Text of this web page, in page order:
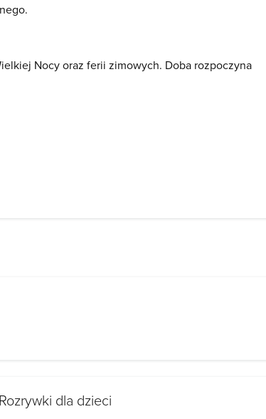
Nocy oraz ferii zimowych. Doba rozpoczyna
Rozrywki dla dzieci